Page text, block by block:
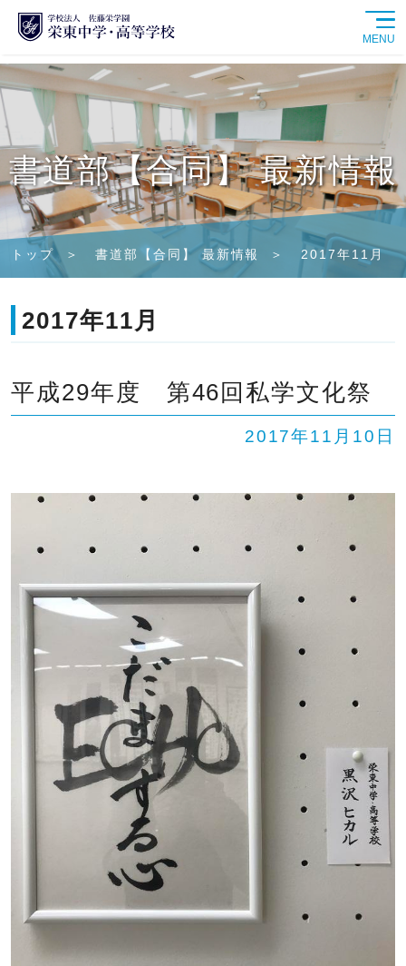
MENU
交通案内
高校問い合わせ
学校紹介
中学校
高等学校
学校生活
進路情報
書道部【合同】 最新情報
トップ 書道部【合同】 最新情報 2017年11月
2017年11月
平成29年度 第46回私学文化祭
2017年11月10日